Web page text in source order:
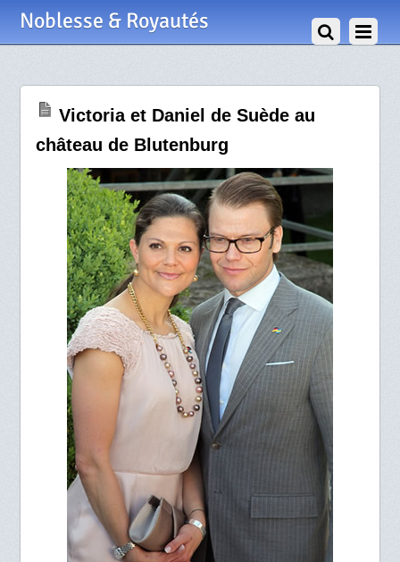
Noblesse & Royautés
Victoria et Daniel de Suède au
château de Blutenburg